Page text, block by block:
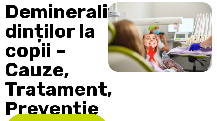
Demineralizarea
dinților la
copii –
Cauze,
Tratament,
Prevenție